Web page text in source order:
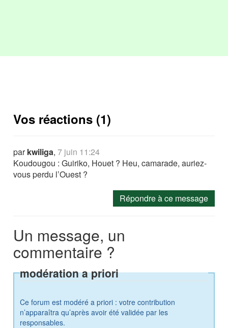
Vos réactions (1)
parkwiliga,7 juin 11:24
Koudougou : Guiriko, Houet ? Heu, camarade, auriez-
vous perdu l’Ouest ?
Répondre à ce message
Un message, un
commentaire ?
modération a priori
Ce forum est modéré a priori : votre contribution
n’apparaîtra qu’après avoir été validée par les
responsables.